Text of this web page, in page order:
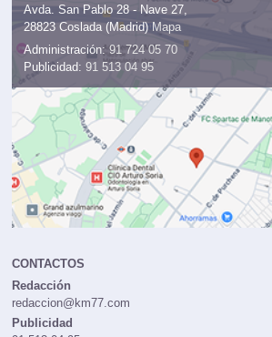
Avda. San Pablo 28 - Nave 27,
28823 Coslada (Madrid) Mapa
Administración: 91 724 05 70
Publicidad: 91 513 04 95
CONTACTOS
Redacción
redaccion@km77.com
Publicidad